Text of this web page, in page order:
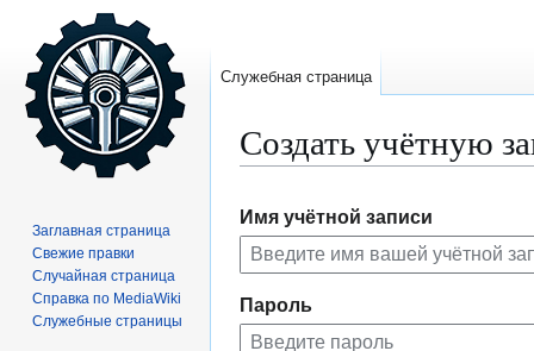
Создать учётную
к
навигации
к
поиску
Имя учётной записи
Пароль
Служебная страница
Заглавная страница
Свежие правки
Случайная страница
Справка по MediaWiki
Служебные страницы